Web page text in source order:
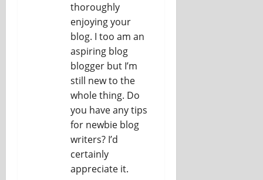
thoroughly
enjoying your
blog. I too am an
aspiring blog
blogger but I’m
still new to the
whole thing. Do
you have any tips
for newbie blog
writers? I’d
certainly
appreciate it.